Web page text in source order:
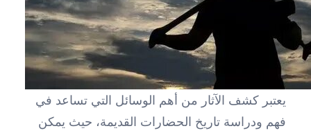
يعتبر كشف الآثار من أهم الوسائل التي تساعد في
فهم ودراسة تاريخ الحضارات القديمة، حيث يمكن